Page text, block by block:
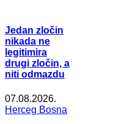
Jedan zločin
nikada ne
legitimira
drugi zločin, a
niti odmazdu
07.08.2026.
Herceg Bosna